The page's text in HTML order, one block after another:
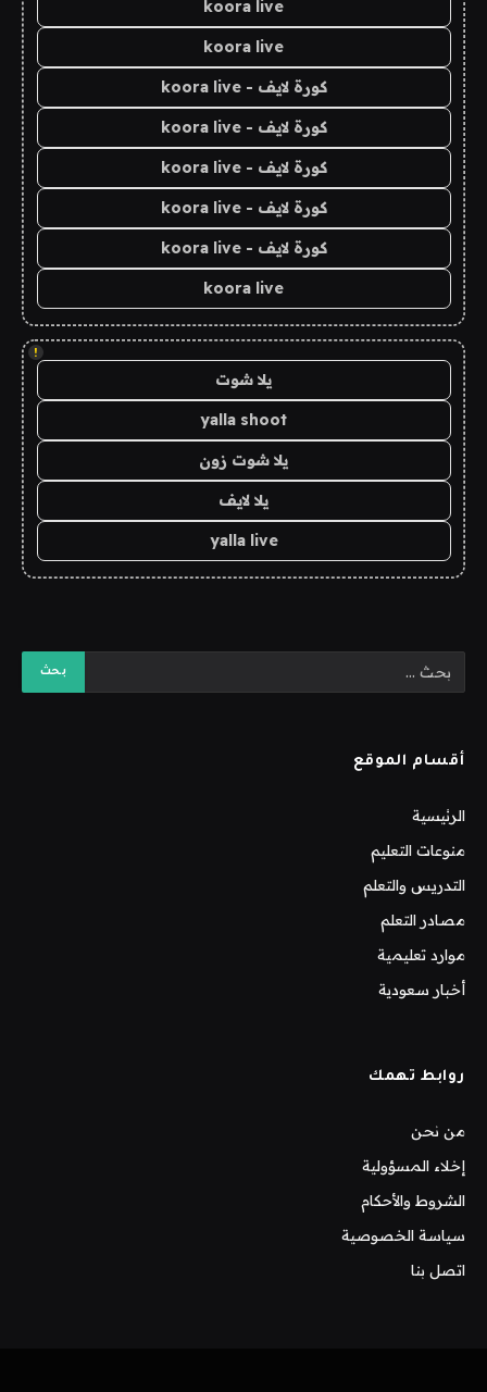
koora live
koora live
كورة لايف - koora live
كورة لايف - koora live
كورة لايف - koora live
كورة لايف - koora live
كورة لايف - koora live
koora live
!
يلا شوت
yalla shoot
يلا شوت زون
يلا لايف
yalla live
أقسام الموقع
الرئيسية
منوعات التعليم
التدريس والتعلم
مصادر التعلم
موارد تعليمية
أخبار سعودية
روابط تهمك
من نحن
إخلاء المسؤولية
الشروط والأحكام
سياسة الخصوصية
اتصل بنا